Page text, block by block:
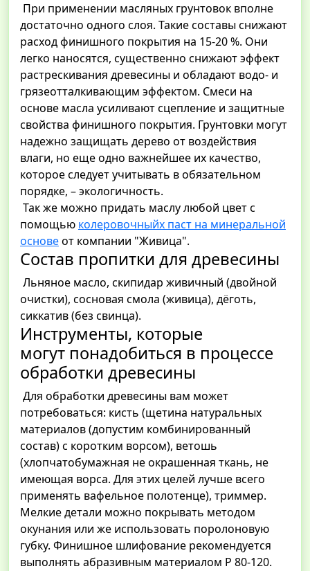
При применении масляных грунтовок вполне
достаточно одного слоя. Такие составы снижают
расход финишного покрытия на 15-20 %. Они
легко наносятся, существенно снижают эффект
растрескивания древесины и обладают водо- и
грязеотталкивающим эффектом. Смеси на
основе масла усиливают сцепление и защитные
свойства финишного покрытия. Грунтовки могут
надежно защищать дерево от воздействия
влаги, но еще одно важнейшее их качество,
которое следует учитывать в обязательном
порядке, – экологичность.
Так же можно придать маслу любой цвет с
помощью колеровочныйх паст на минеральной
основеот компании "Живица".
Состав пропитки для древесины
Льняное масло, скипидар живичный (двойной
очистки), сосновая смола (живица), дёготь,
сиккатив (без свинца).
Инструменты, которые
могут понадобиться в процессе
обработки древесины
Для обработки древесины вам может
потребоваться: кисть (щетина натуральных
материалов (допустим комбинированный
состав) с коротким ворсом), ветошь
(хлопчатобумажная не окрашенная ткань, не
имеющая ворса. Для этих целей лучше всего
применять вафельное полотенце), триммер.
Мелкие детали можно покрывать методом
окунания или же использовать поролоновую
губку. Финишное шлифование рекомендуется
выполнять абразивным материалом Р 80-120.